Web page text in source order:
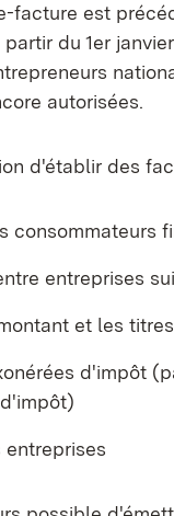
facture est
du 1er
autorisées.
d'établir des
consommateurs
entreprises
et les
d'impôt